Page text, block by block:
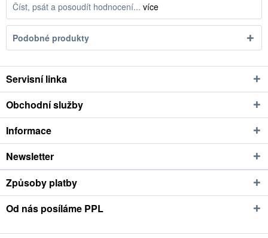
Číst, psát a posoudít hodnocení... více
Podobné produkty
Servisní linka
Obchodní služby
Informace
Newsletter
Způsoby platby
Od nás posíláme PPL